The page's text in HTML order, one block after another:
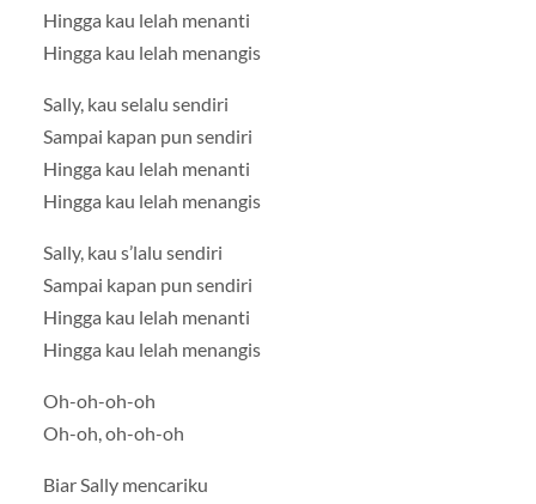
Hingga kau lelah menanti
Hingga kau lelah menangis
Sally, kau selalu sendiri
Sampai kapan pun sendiri
Hingga kau lelah menanti
Hingga kau lelah menangis
Sally, kau s’lalu sendiri
Sampai kapan pun sendiri
Hingga kau lelah menanti
Hingga kau lelah menangis
Oh-oh-oh-oh
Oh-oh, oh-oh-oh
Biar Sally mencariku